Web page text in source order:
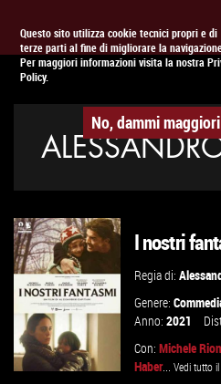
Questo sito utilizza cookie tecnici propri e di
terze parti al fine di migliorare la
Per maggiori informazioni visita la nostra
Policy.
No, dammi
APPUNTAMENTO AL CINEMA
I nostri
Regia di:
Genere:
Anno:2021
Con:Michele
Haber...Vedi tutto